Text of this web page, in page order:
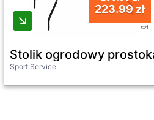
223.99 zł
szt
Stolik ogrodowy
Sport Service